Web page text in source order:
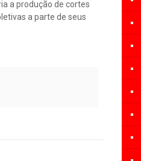
a produção de cortes
a parte de seus